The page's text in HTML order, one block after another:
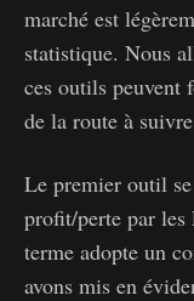
marché est
statistique. Nous
ces outils peuvent
de la route à
Le premier outil
profit/perte par
terme adopte un
avons mis en